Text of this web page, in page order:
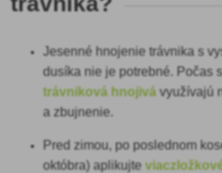
Jesenné hnojenie trávnika s
dusíka nie je potrebné. Počas
trávniková hnojivá využívajú
a zbujnenie.
Pred zimou, po poslednom
októbra) aplikujte